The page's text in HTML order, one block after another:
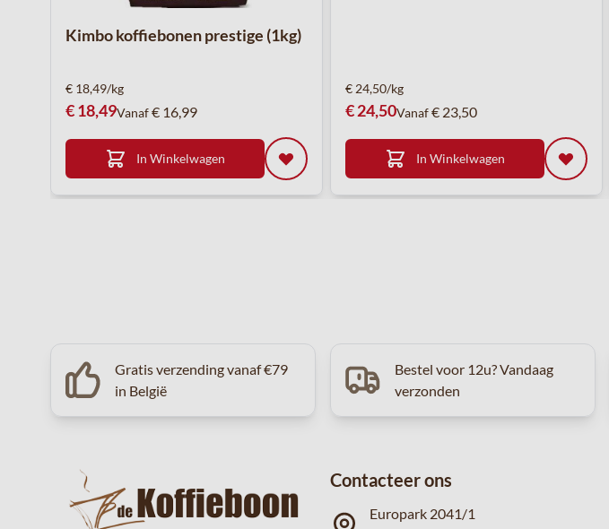
Kimbo koffiebonen prestige (1kg)
€ 18,49/kg
€ 18,49Vanaf€ 16,99
In Winkelwagen
€ 24,50/kg
€ 24,50Vanaf€ 23,50
In Winkelwagen
Gratis verzending vanaf €79
in België
Bestel voor 12u? Vandaag
verzonden
Contacteer ons
Europark 2041/1